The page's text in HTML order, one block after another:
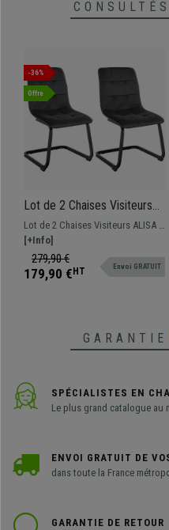
-36%
Offre
Lot de 2 Chaises Visiteurs
ALISA, Rembourrage Épais,
Structure Métallique, en
Velours, Noir
Lot de 2 Chaises Visiteurs ALISA :
Design moderne disponible en
plusieurs couleurs.
[+Info]
279,90 €
179,90 € HT Envoi GRATUIT
GARANTIE
SPÉCIALISTES EN
Le plus grand catalogue au
ENVOI GRATUIT DE
dans toute la France
GARANTIE DE RETOUR